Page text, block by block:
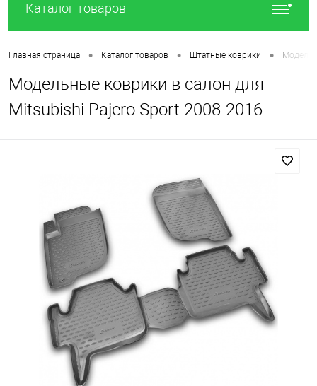
Каталог товаров
Главная страница • Каталог товаров • Штатные коврики •
Модельные коврики в салон для
Mitsubishi Pajero Sport 2008-2016